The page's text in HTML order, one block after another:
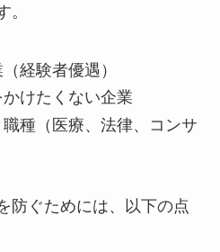
。
経験者優遇）
けたくない企業
種（医療、法律、コンサ
防ぐためには、以下の点